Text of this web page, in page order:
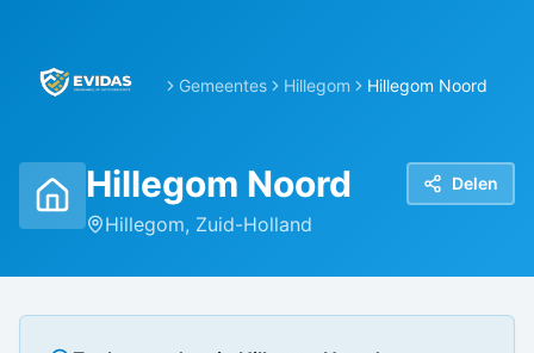
Gemeentes Hillegom Hillegom Noord
Hillegom Noord
Hillegom, Zuid-Holland
Delen